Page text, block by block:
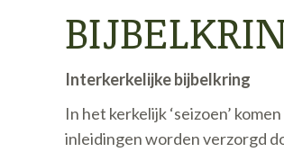
Interkerkelijke bijbelkring
In het kerkelijk ‘seizoen’
inleidingen worden verzorgd